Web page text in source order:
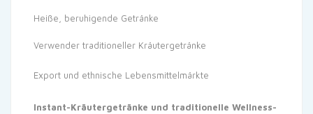
Heiße, beruhigende Getränke
Verwender traditioneller Kräutergetränke
Export und ethnische Lebensmittelmärkte
Instant-Kräutergetränke und traditionelle Wellness-